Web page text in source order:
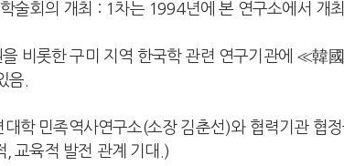
술회의 개최 : 1차는 1994년에 본 연구소에서 개
비롯한 구미 지역 한국학 관련 연구기관에 ≪韓
음.
학 민족역사연구소(소장 김춘선)와 협력기관 협정
, 교육적 발전 관계 기대.)